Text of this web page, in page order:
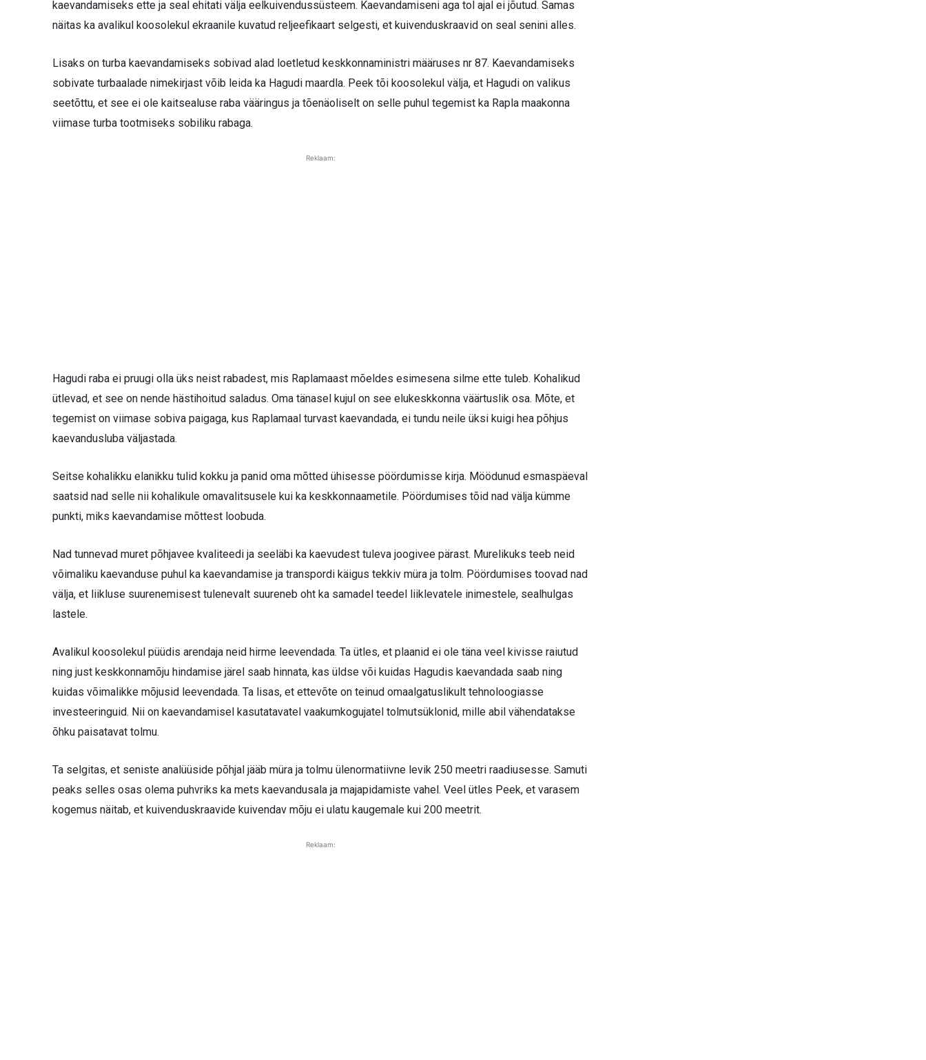
kaevandamiseks ette ja seal ehitati välja eelkuivendussüsteem. Kaevandamiseni aga tol ajal ei jõutud. Samas
näitas ka avalikul koosolekul ekraanile kuvatud reljeefikaart selgesti, et kuivenduskraavid on seal senini alles.
Lisaks on turba kaevandamiseks sobivad alad loetletud keskkonnaministri määruses nr 87. Kaevandamiseks
sobivate turbaalade nimekirjast võib leida ka Hagudi maardla. Peek tõi koosolekul välja, et Hagudi on valikus
seetõttu, et see ei ole kaitsealuse raba vääringus ja tõenäoliselt on selle puhul tegemist ka Rapla maakonna
viimase turba tootmiseks sobiliku rabaga.
Reklaam:
Hagudi raba ei pruugi olla üks neist rabadest, mis Raplamaast mõeldes esimesena silme ette tuleb. Kohalikud
ütlevad, et see on nende hästihoitud saladus. Oma tänasel kujul on see elukeskkonna väärtuslik osa. Mõte, et
tegemist on viimase sobiva paigaga, kus Raplamaal turvast kaevandada, ei tundu neile üksi kuigi hea põhjus
kaevandusluba väljastada.
Seitse kohalikku elanikku tulid kokku ja panid oma mõtted ühisesse pöördumisse kirja. Möödunud esmaspäeval
saatsid nad selle nii kohalikule omavalitsusele kui ka keskkonnaametile. Pöördumises tõid nad välja kümme
punkti, miks kaevandamise mõttest loobuda.
Nad tunnevad muret põhjavee kvaliteedi ja seeläbi ka kaevudest tuleva joogivee pärast. Murelikuks teeb neid
võimaliku kaevanduse puhul ka kaevandamise ja transpordi käigus tekkiv müra ja tolm. Pöördumises toovad nad
välja, et liikluse suurenemisest tulenevalt suureneb oht ka samadel teedel liiklevatele inimestele, sealhulgas
lastele.
Avalikul koosolekul püüdis arendaja neid hirme leevendada. Ta ütles, et plaanid ei ole täna veel kivisse raiutud
ning just keskkonnamõju hindamise järel saab hinnata, kas üldse või kuidas Hagudis kaevandada saab ning
kuidas võimalikke mõjusid leevendada. Ta lisas, et ettevõte on teinud omaalgatuslikult tehnoloogiasse
investeeringuid. Nii on kaevandamisel kasutatavatel vaakumkogujatel tolmutsüklonid, mille abil vähendatakse
õhku paisatavat tolmu.
Ta selgitas, et seniste analüüside põhjal jääb müra ja tolmu ülenormatiivne levik 250 meetri raadiusesse. Samuti
peaks selles osas olema puhvriks ka mets kaevandusala ja majapidamiste vahel. Veel ütles Peek, et varasem
kogemus näitab, et kuivenduskraavide kuivendav mõju ei ulatu kaugemale kui 200 meetrit.
Reklaam: